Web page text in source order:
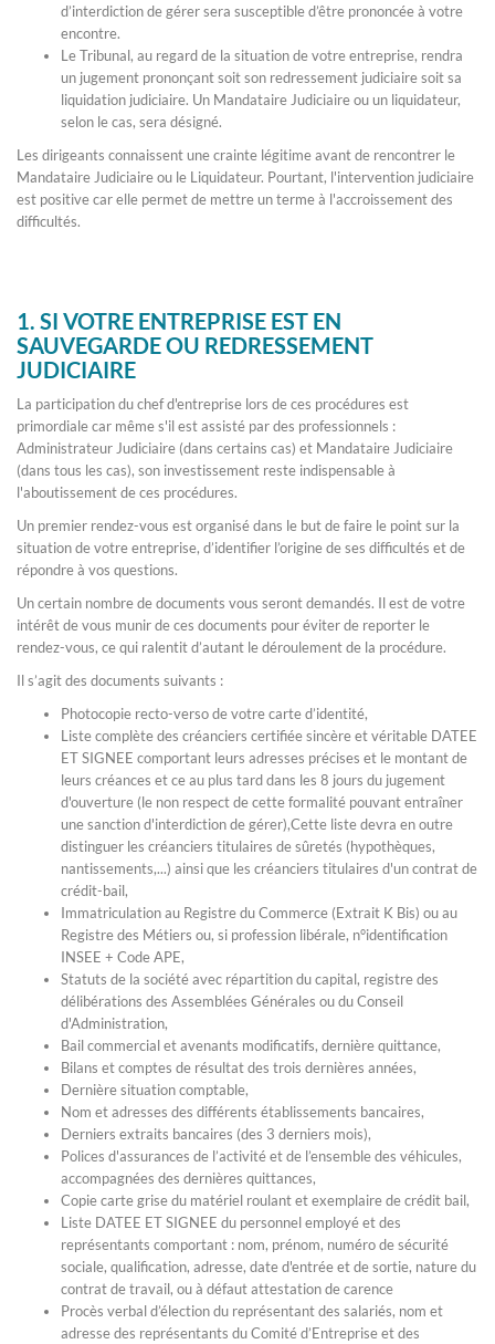
d’interdiction de gérer sera susceptible d’être prononcée à votre
encontre.
Le Tribunal, au regard de la situation de votre entreprise, rendra
un jugement prononçant soit son redressement judiciaire soit sa
liquidation judiciaire. Un Mandataire Judiciaire ou un liquidateur,
selon le cas, sera désigné.
Les dirigeants connaissent une crainte légitime avant de rencontrer le
Mandataire Judiciaire ou le Liquidateur. Pourtant, l'intervention judiciaire
est positive car elle permet de mettre un terme à l'accroissement des
difficultés.
1. SI VOTRE ENTREPRISE EST EN
SAUVEGARDE OU REDRESSEMENT
JUDICIAIRE
La participation du chef d'entreprise lors de ces procédures est
primordiale car même s'il est assisté par des professionnels :
Administrateur Judiciaire (dans certains cas) et Mandataire Judiciaire
(dans tous les cas), son investissement reste indispensable à
l'aboutissement de ces procédures.
Un premier rendez-vous est organisé dans le but de faire le point sur la
situation de votre entreprise, d’identifier l’origine de ses difficultés et de
répondre à vos questions.
Un certain nombre de documents vous seront demandés. Il est de votre
intérêt de vous munir de ces documents pour éviter de reporter le
rendez-vous, ce qui ralentit d’autant le déroulement de la procédure.
Il s’agit des documents suivants :
Photocopie recto-verso de votre carte d’identité,
Liste complète des créanciers certifiée sincère et véritable DATEE
ET SIGNEE comportant leurs adresses précises et le montant de
leurs créances et ce au plus tard dans les 8 jours du jugement
d'ouverture (le non respect de cette formalité pouvant entraîner
une sanction d'interdiction de gérer),Cette liste devra en outre
distinguer les créanciers titulaires de sûretés (hypothèques,
nantissements,...) ainsi que les créanciers titulaires d'un contrat de
crédit-bail,
Immatriculation au Registre du Commerce (Extrait K Bis) ou au
Registre des Métiers ou, si profession libérale, n°identification
INSEE + Code APE,
Statuts de la société avec répartition du capital, registre des
délibérations des Assemblées Générales ou du Conseil
d'Administration,
Bail commercial et avenants modificatifs, dernière quittance,
Bilans et comptes de résultat des trois dernières années,
Dernière situation comptable,
Nom et adresses des différents établissements bancaires,
Derniers extraits bancaires (des 3 derniers mois),
Polices d'assurances de l’activité et de l’ensemble des véhicules,
accompagnées des dernières quittances,
Copie carte grise du matériel roulant et exemplaire de crédit bail,
Liste DATEE ET SIGNEE du personnel employé et des
représentants comportant : nom, prénom, numéro de sécurité
sociale, qualification, adresse, date d'entrée et de sortie, nature du
contrat de travail, ou à défaut attestation de carence
Procès verbal d’élection du représentant des salariés, nom et
adresse des représentants du Comité d’Entreprise et des